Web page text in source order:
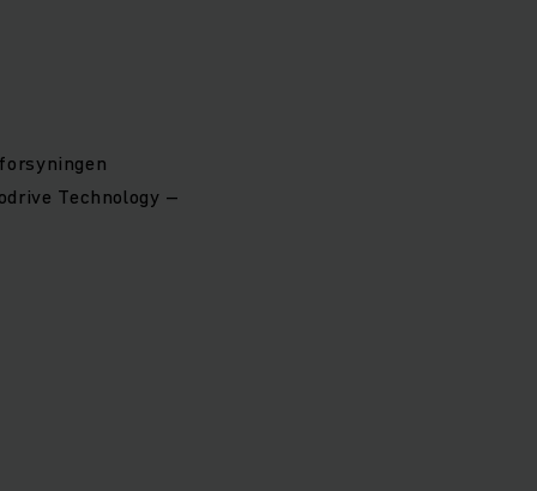
Technology –